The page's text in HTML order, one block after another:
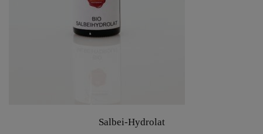
Salbei-Hydrolat